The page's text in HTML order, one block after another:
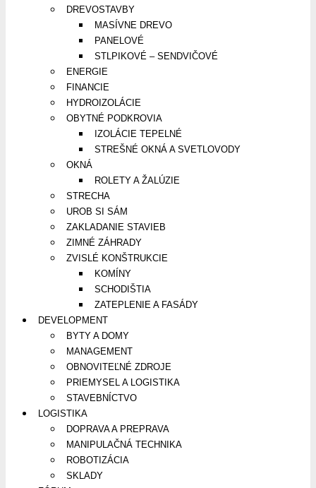
DREVOSTAVBY
MASÍVNE DREVO
PANELOVÉ
STLPIKOVÉ – SENDVIČOVÉ
ENERGIE
FINANCIE
HYDROIZOLÁCIE
OBYTNÉ PODKROVIA
IZOLÁCIE TEPELNÉ
STREŠNÉ OKNÁ A SVETLOVODY
OKNÁ
ROLETY A ŽALÚZIE
STRECHA
UROB SI SÁM
ZAKLADANIE STAVIEB
ZIMNÉ ZÁHRADY
ZVISLÉ KONŠTRUKCIE
KOMÍNY
SCHODIŠTIA
ZATEPLENIE A FASÁDY
DEVELOPMENT
BYTY A DOMY
MANAGEMENT
OBNOVITEĽNÉ ZDROJE
PRIEMYSEL A LOGISTIKA
STAVEBNÍCTVO
LOGISTIKA
DOPRAVA A PREPRAVA
MANIPULAČNÁ TECHNIKA
ROBOTIZÁCIA
SKLADY